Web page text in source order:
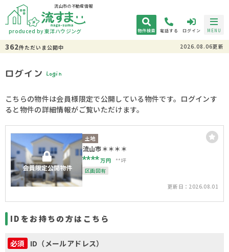
流山市の不動産情報
produced by 東洋ハウジング 物件検索 電話する ログイン MENU
362件ただいま公開中 2026.08.06更新
ログイン Login
こちらの物件は会員様限定で公開している物件です。ログインす
ると物件の詳細情報がご覧いただけます。
土地
流山市＊＊＊＊
****万円
**坪
区画図有
更新日：2026.08.01
IDをお持ちの方はこちら
必須 ID（メールアドレス）